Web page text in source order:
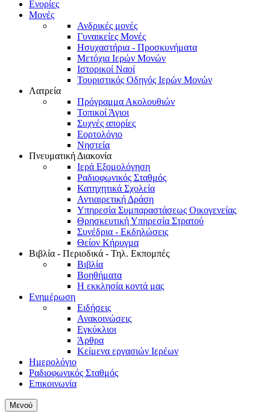
Ενορίες
Μονές
Ανδρικές μονές
Γυναικείες Μονές
Ησυχαστήρια - Προσκυνήματα
Μετόχια Ιερών Μονών
Ιστορικοί Ναοί
Τουριστικός Οδηγός Ιερών Μονών
Λατρεία
Πρόγραμμα Ακολουθιών
Τοπικοί Άγιοι
Συχνές απορίες
Εορτολόγιο
Νηστεία
Πνευματική Διακονία
Ιερά Εξομολόγηση
Ραδιοφωνικός Σταθμός
Κατηχητικά Σχολεία
Αντιαιρετική Δράση
Υπηρεσία Συμπαραστάσεως Οικογενείας
Θρησκευτική Υπηρεσία Στρατού
Συνέδρια - Εκδηλώσεις
Θείον Κήρυγμα
Βιβλία - Περιοδικά - Τηλ. Εκπομπές
Βιβλία
Βοηθήματα
Η εκκλησία κοντά μας
Ενημέρωση
Ειδήσεις
Ανακοινώσεις
Εγκύκλιοι
Άρθρα
Κείμενα εργασιών Ιερέων
Ημερολόγιο
Ραδιοφωνικός Σταθμός
Επικοινωνία
Μενού